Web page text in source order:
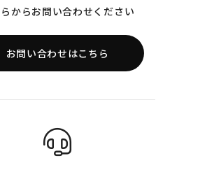
からお問い合わせください
お問い合わせはこちら